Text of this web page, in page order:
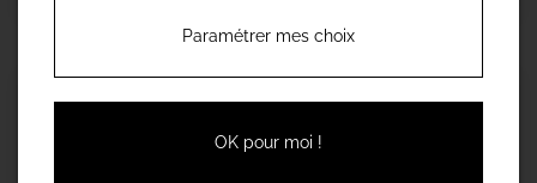
Paramétrer mes choix
OK pour moi !